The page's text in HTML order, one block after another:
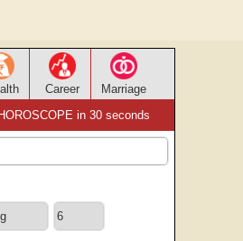
Career Marriage
in 30 seconds